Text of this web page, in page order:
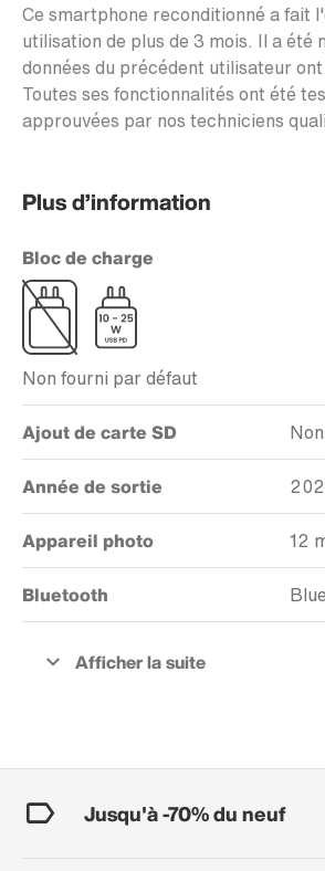
Ce smartphone reconditionné a fait
utilisation de plus de 3 mois. Il a été
données du précédent utilisateur
Toutes ses fonctionnalités ont été
approuvées par nos techniciens
Plus d’information
Bloc de charge
Non fourni par défaut
Ajout de carte SD Non
Année de sortie
Appareil photo 12
Bluetooth
Jusqu'à -70% du neuf